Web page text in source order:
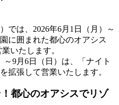
では、2026年6月1日（月）～
に囲まれた都心のオアシス
いたします。
～9月6日（日）は、「ナイト
拡張して営業いたします。
都心のオアシスでリゾ